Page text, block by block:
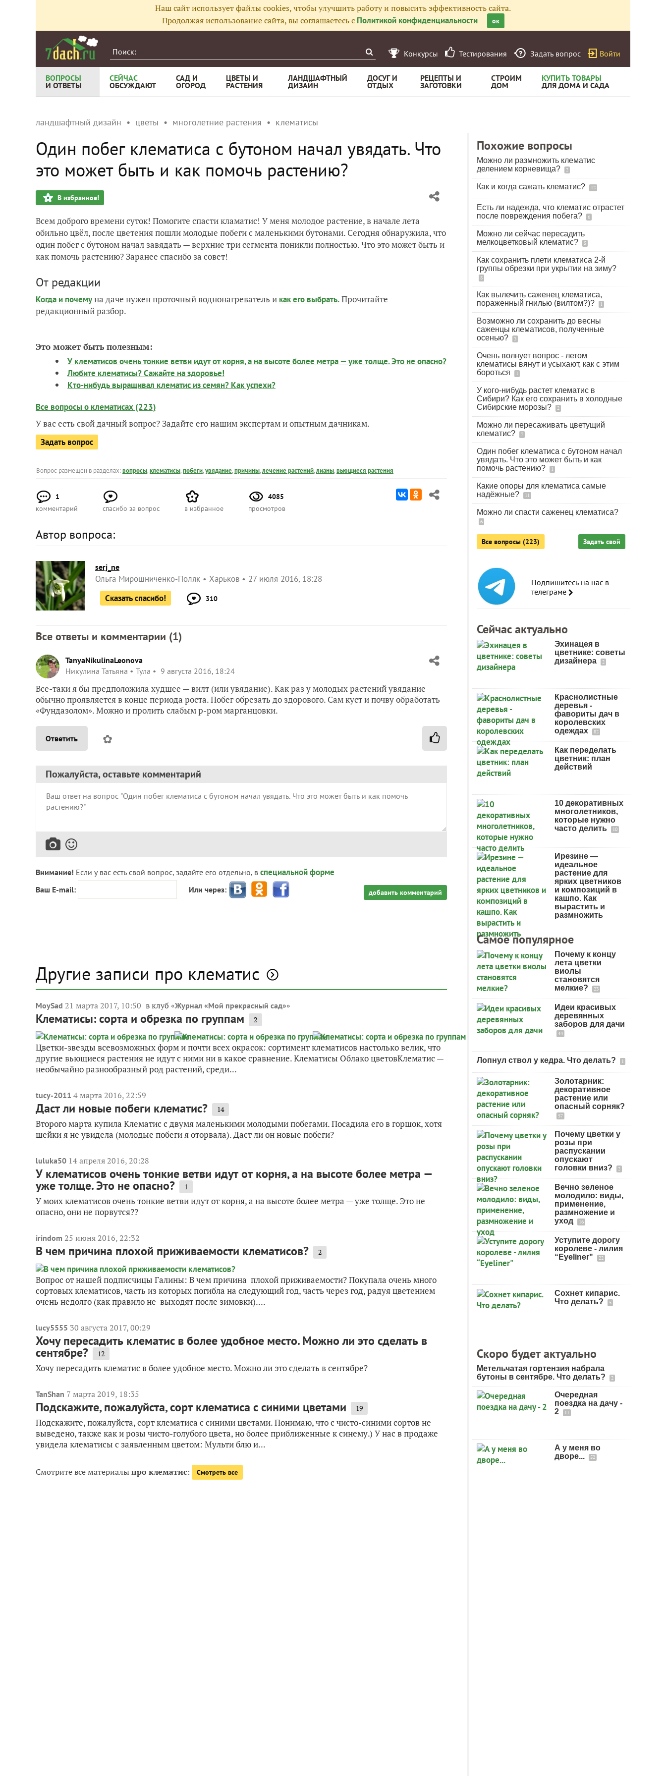
Наш сайт использует файлы cookies, чтобы улучшить работу и повысить эффективность сайта.
Продолжая использование сайта, вы соглашаетесь с Политикой конфиденциальности ок
Конкурсы Тестирования Задать вопрос Войти
ВОПРОСЫ
И ОТВЕТЫ
СЕЙЧАС
ОБСУЖДАЮТ
САД И
ОГОРОД
ЦВЕТЫ И
РАСТЕНИЯ
ЛАНДШАФТНЫЙ
ДИЗАЙН
ДОСУГ И
ОТДЫХ
РЕЦЕПТЫ И
ЗАГОТОВКИ
СТРОИМ
ДОМ
КУПИТЬ ТОВАРЫ
ДЛЯ ДОМА И САДА
ландшафтный дизайн цветы многолетние растения клематисы
Один побег клематиса с бутоном начал увядать. Что
это может быть и как помочь растению?
В избранное!
Всем доброго времени суток! Помогите спасти кламатис! У меня молодое растение, в начале лета
обильно цвёл, после цветения пошли молодые побеги с маленькими бутонами. Сегодня обнаружила, что
один побег с бутоном начал завядать — верхние три сегмента поникли полностью. Что это может быть и
как помочь растению? Заранее спасибо за совет!
От редакции
Когда и почемуна даче нужен проточный воднонагреватель и как его выбрать. Прочитайте
редакционный разбор.
Это может быть полезным:
У клематисов очень тонкие ветви идут от корня, а на высоте более метра — уже толще. Это не опасно?
Любите клематисы? Сажайте на здоровье!
Кто-нибудь выращивал клематис из семян? Как успехи?
Все вопросы о клематисах (223)
У вас есть свой дачный вопрос? Задайте его нашим экспертам и опытным дачникам.
Задать вопрос
Вопрос размещен в разделах:вопросы,клематисы,побеги,увядание,причины,лечение растений,лианы,вьющиеся растения
1
комментарий
спасибо за вопрос в избранное
4085
просмотров
Автор вопроса:
serj_ne
Ольга Мирошниченко-Поляк Харьков
27 июля 2016, 18:28
Сказать спасибо!
310
Все ответы и комментарии (1)
TanyaNikulinaLeonova
Никулина Татьяна
Тула 9 августа 2016, 18:24
Все-таки я бы предположила худшее — вилт (или увядание). Как раз у молодых растений увядание
обычно проявляется в конце периода роста. Побег обрезать до здорового. Сам куст и почву обработать
«Фундазолом». Можно и пролить слабым р-ром марганцовки.
Ответить ✿
Пожалуйста, оставьте комментарий
Внимание! Если у вас есть свой вопрос, задайте его отдельно, в специальной форме
Ваш E-mail: Или через: добавить комментарий
Другие записи про клематис
MoySad 21 марта 2017, 10:50 в клуб «Журнал «Мой прекрасный сад»»
Клематисы: сорта и обрезка по группам 2
Цветки-звезды всевозможных форм и почти всех окрасок: сортимент клематисов настолько велик, что
другие вьющиеся растения не идут с ними ни в какое сравнение. Клематисы Облако цветовКлематис —
необычайно разнообразный род растений, среди...
tucy-2011 4 марта 2016, 22:59
Даст ли новые побеги клематис? 14
Второго марта купила Клематис с двумя маленькими молодыми побегами. Посадила его в горшок, хотя
шейки я не увидела (молодые побеги я оторвала). Даст ли он новые побеги?
luluka50 14 апреля 2016, 20:28
У клематисов очень тонкие ветви идут от корня, а на высоте более метра —
уже толще. Это не опасно? 1
У моих клематисов очень тонкие ветви идут от корня, а на высоте более метра — уже толще. Это не
опасно, они не порвутся??
irindom 25 июня 2016, 22:32
В чем причина плохой приживаемости клематисов? 2
Вопрос от нашей подписчицы Галины: В чем причина плохой приживаемости? Покупала очень много
сортовых клематисов, часть из которых погибла на следующий год, часть через год, радуя цветением
очень недолго (как правило не выходят после зимовки)....
lucy5555 30 августа 2017, 00:29
Хочу пересадить клематис в более удобное место. Можно ли это сделать в
сентябре? 12
Хочу пересадить клематис в более удобное место. Можно ли это сделать в сентябре?
TanShan 7 марта 2019, 18:35
Подскажите, пожалуйста, сорт клематиса с синими цветами 19
Подскажите, пожалуйста, сорт клематиса с синими цветами. Понимаю, что с чисто-синими сортов не
выведено, также как и розы чисто-голубого цвета, но более приближенные к синему.) У нас в продаже
увидела клематисы с заявленным цветом: Мульти блю и...
Смотрите все материалыпро клематис: Смотреть все
Похожие вопросы
Можно ли размножить клематис
делением корневища?
2
Как и когда сажать клематис? 12
Есть ли надежда, что клематис отрастет
после повреждения побега?
6
Можно ли сейчас пересадить
мелкоцветковый клематис?
5
Как сохранить плети клематиса 2-й
группы обрезки при укрытии на зиму?
8
Как вылечить саженец клематиса,
пораженный гнилью (вилтом?)?
1
Возможно ли сохранить до весны
саженцы клематисов, полученные
осенью?
3
Очень волнует вопрос - летом
клематисы вянут и усыхают, как с этим
бороться
1
У кого-нибудь растет клематис в
Сибири? Как его сохранить в холодные
Сибирские морозы?
2
Можно ли пересаживать цветущий
клематис?
7
Один побег клематиса с бутоном начал
увядать. Что это может быть и как
помочь растению?
1
Какие опоры для клематиса самые
надёжные?
11
Можно ли спасти саженец клематиса?
6
Все вопросы (223) Задать свой
Подпишитесь на нас в
телеграме
Сейчас актуально
Эхинацея в
цветнике: советы
дизайнера
2
Краснолистные
деревья -
фавориты дач в
королевских
одеждах
82
Как переделать
цветник: план
действий
10 декоративных
многолетников,
которые нужно
часто делить
10
Ирезине —
идеальное
растение для
ярких цветников
и композиций в
кашпо. Как
вырастить и
размножить
Самое популярное
Почему к концу
лета цветки
виолы
становятся
мелкие?
23
Идеи красивых
деревянных
заборов для дачи
44
Лопнул ствол у кедра. Что делать? 1
Золотарник:
декоративное
растение или
опасный сорняк?
57
Почему цветки у
розы при
распускании
опускают
головки вниз?
2
Вечно зеленое
молодило: виды,
применение,
размножение и
уход
16
Уступите дорогу
королеве - лилия
“Eyeliner"
22
Сохнет кипарис.
Что делать?
5
Скоро будет актуально
Метельчатая гортензия набрала
бутоны в сентябре. Что делать?
2
Очередная
поездка на дачу -
2
11
А у меня во
дворе...
52